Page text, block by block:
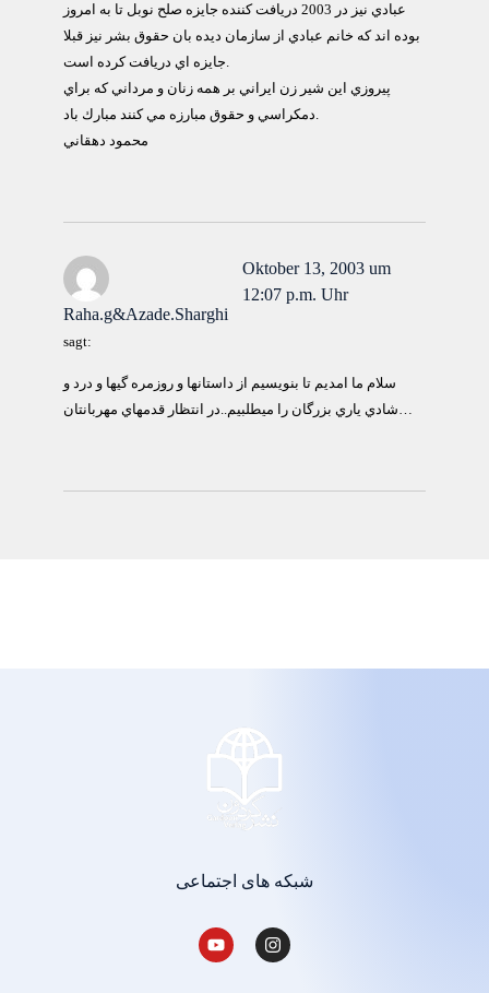
عبادي نيز در 2003 دريافت كننده جايزه صلح نوبل تا به امروز
بوده اند كه خانم عبادي از سازمان ديده بان حقوق بشر نيز قبلا
جايزه اي دريافت كرده است.
پيروزي اين شير زن ايراني بر همه زنان و مرداني كه براي
دمكراسي و حقوق مبارزه مي كنند مبارك باد.
محمود دهقاني
Raha.g&Azade.Sharghi
sagt:
Oktober 13, 2003 um
12:07 p.m. Uhr
سلام ما امديم تا بنويسيم از داستانها و روزمره گيها و درد و
شادي ياري بزرگان را ميطلبيم..در انتظار قدمهاي مهربانتان…
شبکه های اجتماعی